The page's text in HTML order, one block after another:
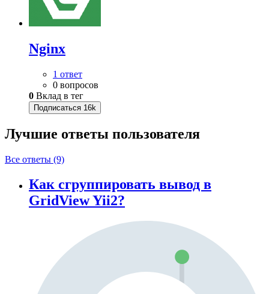
Nginx
1 ответ
0 вопросов
0 Вклад в тег
Подписаться 16k
Лучшие ответы пользователя
Все ответы (9)
Как сгруппировать вывод в
GridView Yii2?